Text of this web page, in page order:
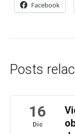
Facebook
Posts
16
Dic